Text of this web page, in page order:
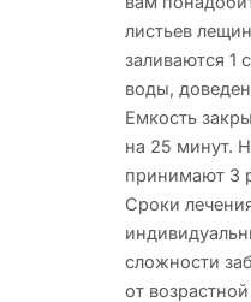
листьев
заливаются 1
воды,
Емкость
на 25 минут.
принимают 3
Сроки
сложности
от